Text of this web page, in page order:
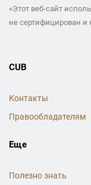
«Этот веб-сайт
не сертифицирован и
CUB
Контакты
Правообладателям
Еще
Полезно знать